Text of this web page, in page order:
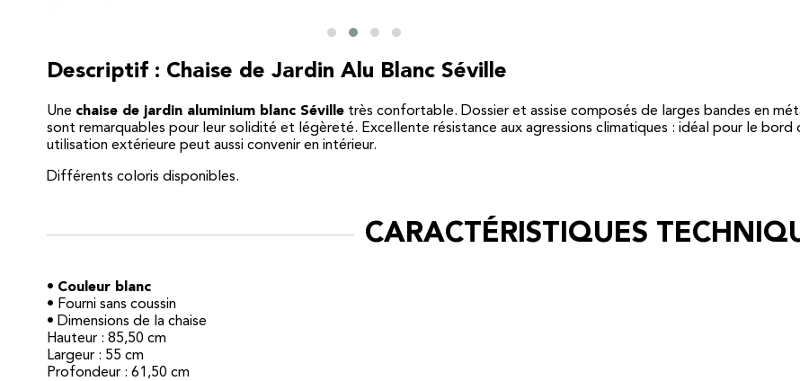
Descriptif : Chaise de Jardin Alu Blanc Séville
Une chaise de jardin aluminium blanc Séville très confortable. Dossier et assise composés de larges bandes en
sont remarquables pour leur solidité et légèreté. Excellente résistance aux agressions climatiques : idéal pour le bord
utilisation extérieure peut aussi convenir en intérieur.
Différents coloris disponibles.
CARACTÉRISTIQUES
• Couleur blanc
• Fourni sans coussin
• Dimensions de la chaise
Hauteur : 85,50 cm
Largeur : 55 cm
Profondeur : 61,50 cm